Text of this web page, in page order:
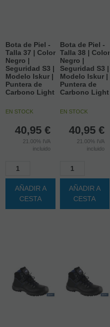
Bota de Piel -
Talla 37 | Color
Negro |
Seguridad S3 |
Modelo Iskur |
Puntera de
Carbono Light
EN STOCK
40,95 €
21.00% IVA
incluido
AÑADIR A
CESTA
Bota de Piel -
Talla 38 | Color
Negro |
Seguridad S3 |
Modelo Iskur |
Puntera de
Carbono Light
EN STOCK
40,95 €
21.00% IVA
incluido
AÑADIR A
CESTA